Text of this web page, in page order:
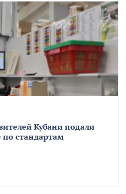
Кубани подали
по стандартам